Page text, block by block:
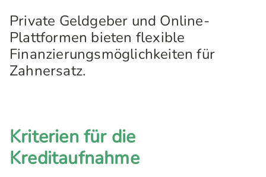
Private Geldgeber und Online-
Plattformen bieten flexible
Finanzierungsmöglichkeiten für
Zahnersatz.
Kriterien für die
Kreditaufnahme